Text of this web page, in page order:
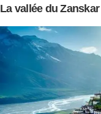
La vallée du Zanskar